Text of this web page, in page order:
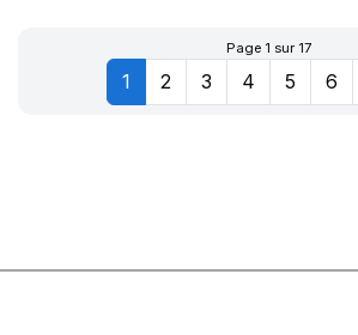
Page 1 sur 17
1 2 3 4 5 6